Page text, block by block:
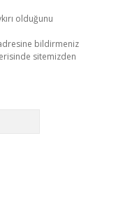
olduğunu
bildirmeniz
sitemizden